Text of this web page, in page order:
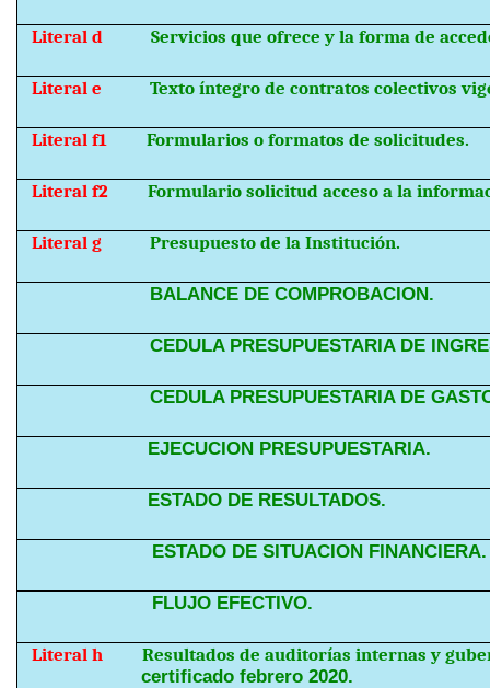
Literal d Servicios que ofrece y la forma de
Literal e Texto íntegro de contratos colectivos
Literal f1 Formularios o formatos de solicitudes.
Literal f2 Formulario solicitud acceso a la
Literal g Presupuesto de la Institución.
BALANCE DE COMPROBACION.
CEDULA PRESUPUESTARIA DE
CEDULA PRESUPUESTARIA DE
EJECUCION PRESUPUESTARIA.
ESTADO DE RESULTADOS.
ESTADO DE SITUACION FINANCIERA.
FLUJO EFECTIVO.
Literal h Resultados de auditorías internas y
certificado febrero 2020.